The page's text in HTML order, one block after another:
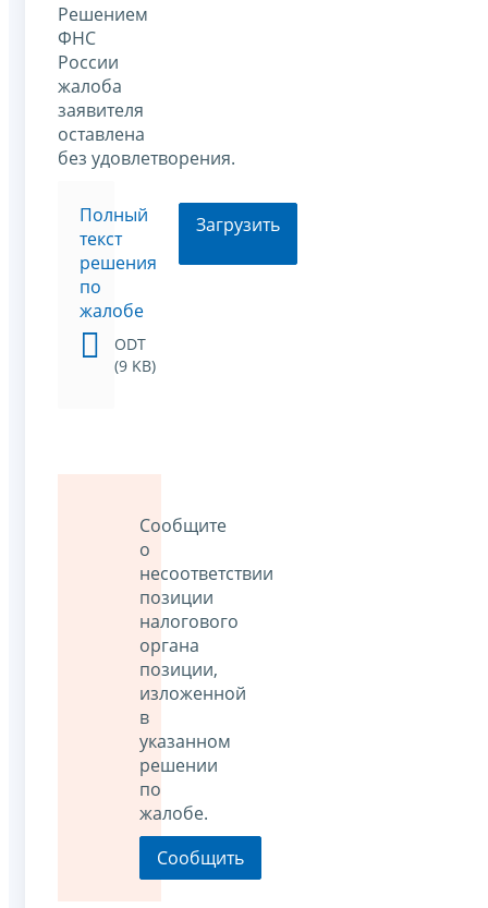
Решением
ФНС
России
жалоба
заявителя
оставлена
без удовлетворения.
Полный
текст
решения
по
жалобе
ODT
(9 KB)
Загрузить
Сообщите
о
несоответствии
позиции
налогового
органа
позиции,
изложенной
в
указанном
решении
по
жалобе.